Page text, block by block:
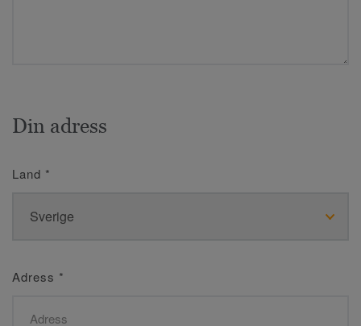
Din adress
Land *
Adress *